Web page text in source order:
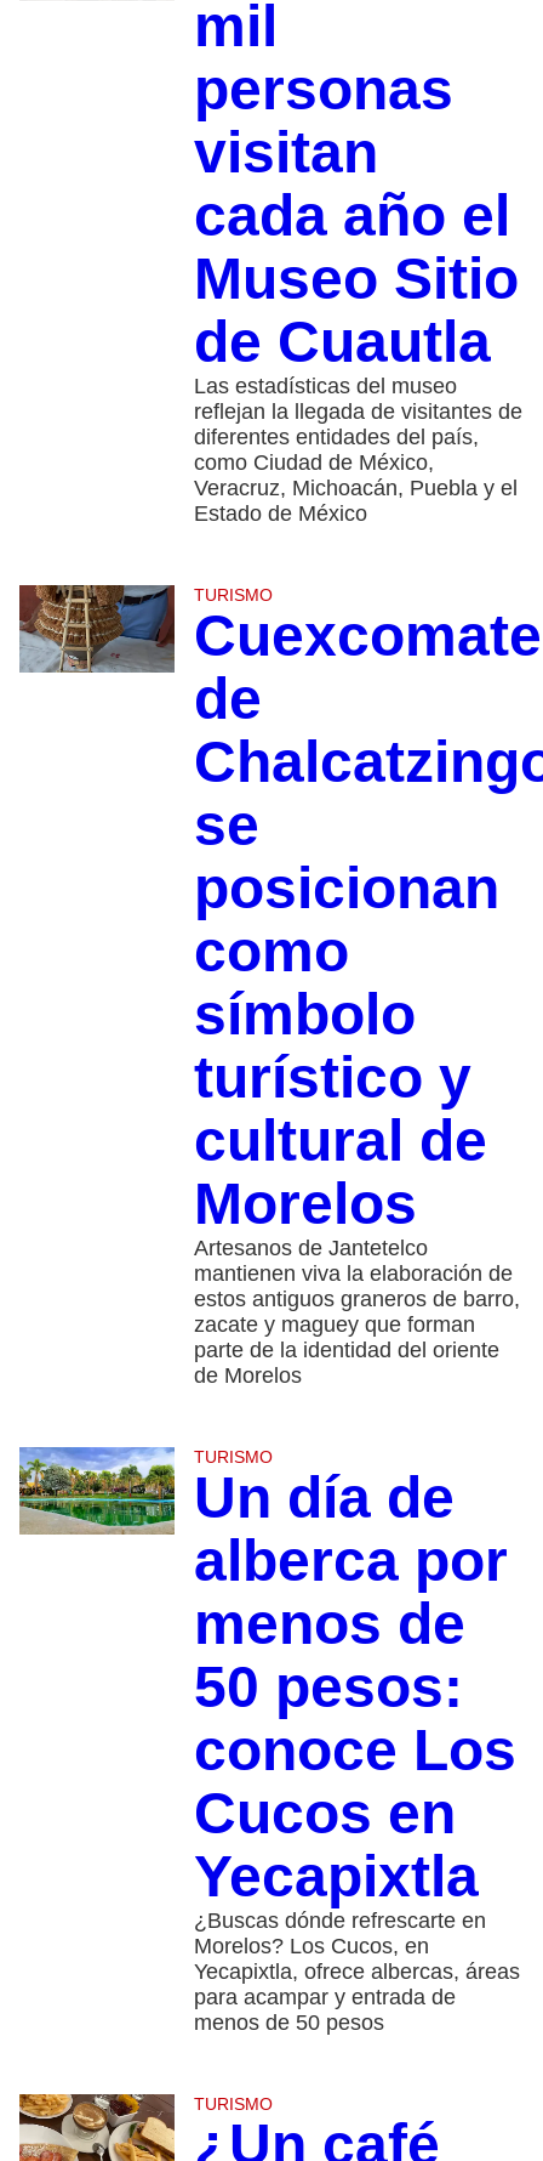
mil
personas
visitan
cada año el
Museo Sitio
de Cuautla
Las estadísticas del museo
reflejan la llegada de visitantes de
diferentes entidades del país,
como Ciudad de México,
Veracruz, Michoacán, Puebla y el
Estado de México
TURISMO
de
se
posicionan
como
símbolo
turístico y
cultural de
Morelos
Artesanos de Jantetelco
mantienen viva la elaboración de
estos antiguos graneros de barro,
zacate y maguey que forman
parte de la identidad del oriente
de Morelos
TURISMO
Un día de
alberca por
menos de
50 pesos:
conoce Los
Cucos en
Yecapixtla
¿Buscas dónde refrescarte en
Morelos? Los Cucos, en
Yecapixtla, ofrece albercas, áreas
para acampar y entrada de
menos de 50 pesos
TURISMO
¿Un café